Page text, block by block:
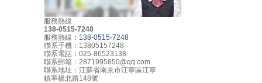
服務熱線
138-0515-7248
服務熱線： 138-0515-7248
聯系手機：13805157248
聯系電話：025-86523138
聯系郵箱：2871995850@qq.com
聯系地址：江蘇省南京市江寧區江寧
鎮寧橋北路148號